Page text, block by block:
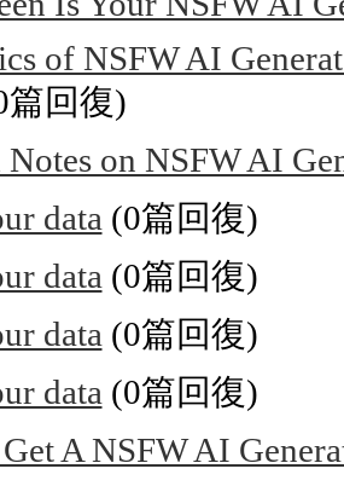
of NSFW AI
回復)
on NSFW AI
data (0篇回復)
data (0篇回復)
data (0篇回復)
data (0篇回復)
A NSFW AI